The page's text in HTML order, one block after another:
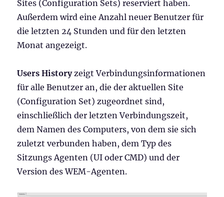
Sites (Configuration Sets) reserviert haben.
Außerdem wird eine Anzahl neuer Benutzer für
die letzten 24 Stunden und für den letzten
Monat angezeigt.
Users Historyzeigt Verbindungsinformationen
für alle Benutzer an, die der aktuellen Site
(Configuration Set) zugeordnet sind,
einschließlich der letzten Verbindungszeit,
dem Namen des Computers, von dem sie sich
zuletzt verbunden haben, dem Typ des
Sitzungs Agenten (UI oder CMD) und der
Version des WEM-Agenten.